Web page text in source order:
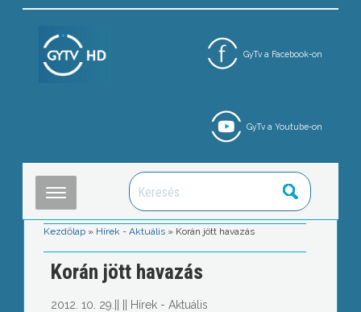
GyTv a Facebook-on
GyTv a Youtube-on
Kezdőlap » Hírek - Aktuális » Korán jött havazás
Korán jött havazás
2012. 10. 29. Hírek - Aktuális